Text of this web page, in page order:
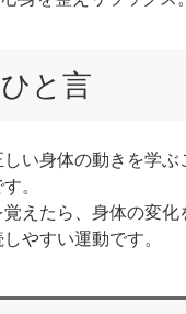
と言
い身体の動きを学ぶ
。
えたら、身体の変化
やすい運動です。